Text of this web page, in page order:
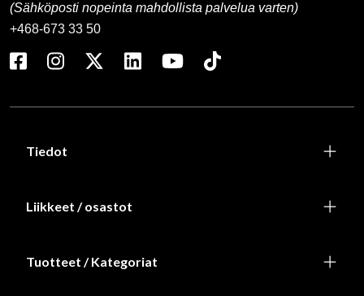
(Sähköposti nopeinta mahdollista palvelua varten)
+468-673 33 50
Tiedot
Liikkeet / osastot
Tuotteet / Kategoriat